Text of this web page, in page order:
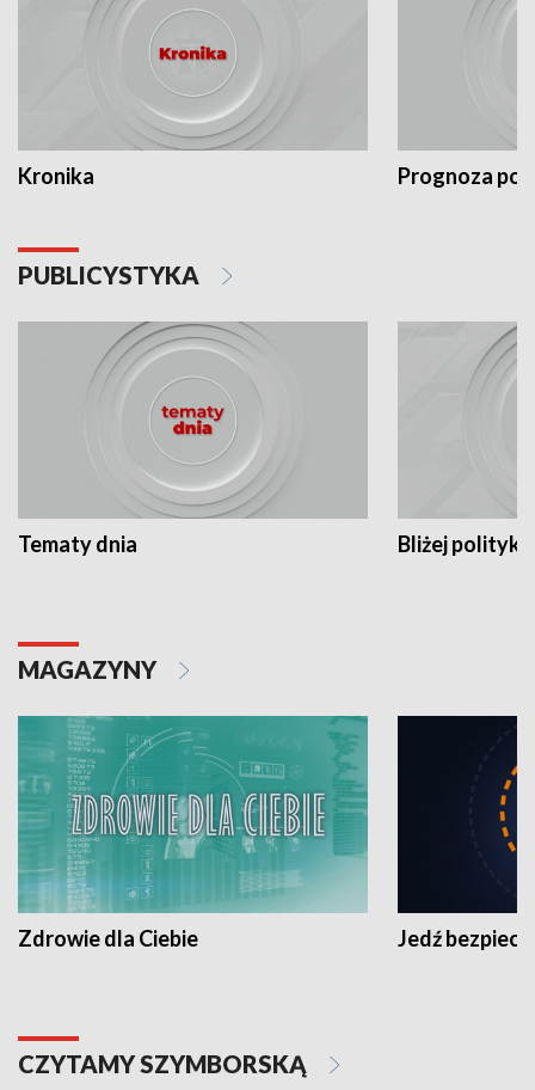
Kronika Prognoza
PUBLICYSTYKA
Tematy dnia Bliżej polityki
MAGAZYNY
Zdrowie dla Ciebie Jedź
CZYTAMY SZYMBORSKĄ